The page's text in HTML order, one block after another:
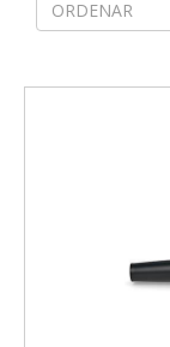
ORDENAR